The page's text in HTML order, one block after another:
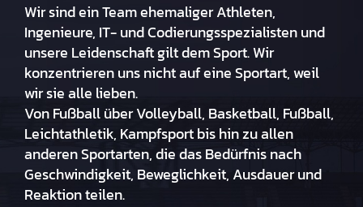
Wir sind ein Team ehemaliger Athleten,
Ingenieure, IT- und Codierungsspezialisten und
unsere Leidenschaft gilt dem Sport. Wir
konzentrieren uns nicht auf eine Sportart, weil
wir sie alle lieben.
Von Fußball über Volleyball, Basketball, Fußball,
Leichtathletik, Kampfsport bis hin zu allen
anderen Sportarten, die das Bedürfnis nach
Geschwindigkeit, Beweglichkeit, Ausdauer und
Reaktion teilen.